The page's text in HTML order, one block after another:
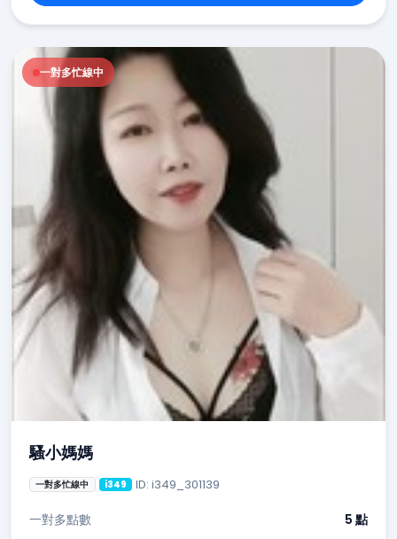
一對多忙線中
騷小媽媽
一對多忙線中 i349 ID: i349_301139
一對多點數 5 點